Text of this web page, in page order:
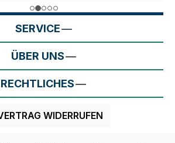
SERVICE
ÜBER UNS
RECHTLICHES
WIDERRUFEN